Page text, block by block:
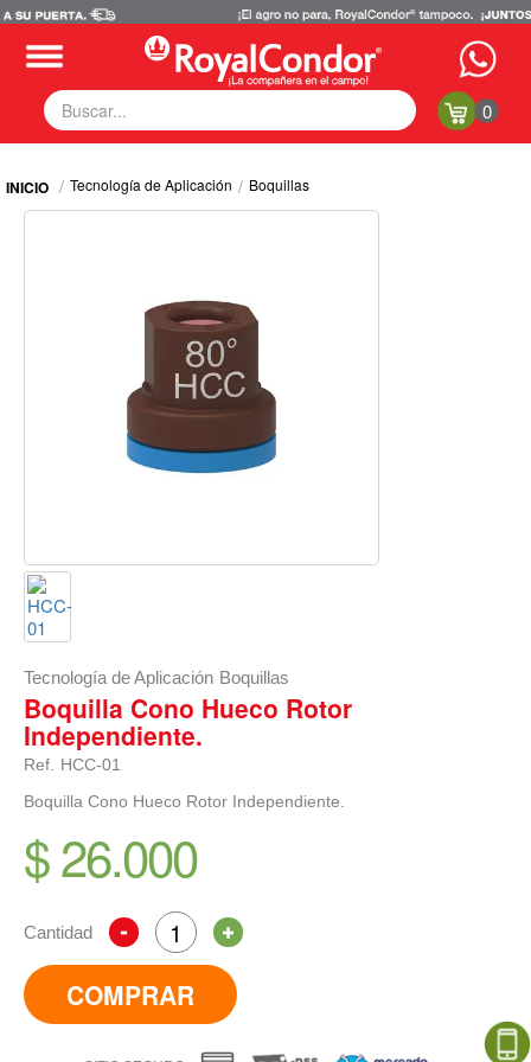
0
Fumigadoras
Equipos Motorizados
Zona Veterianaria
Tecnología de Aplicación Boquillas
Tecnología de Aplicación Boquillas
Boquilla Cono Hueco Rotor
Independiente.
Ref. HCC-01
Boquilla Cono Hueco Rotor Independiente.
$ 26.000
Cantidad
COMPRAR